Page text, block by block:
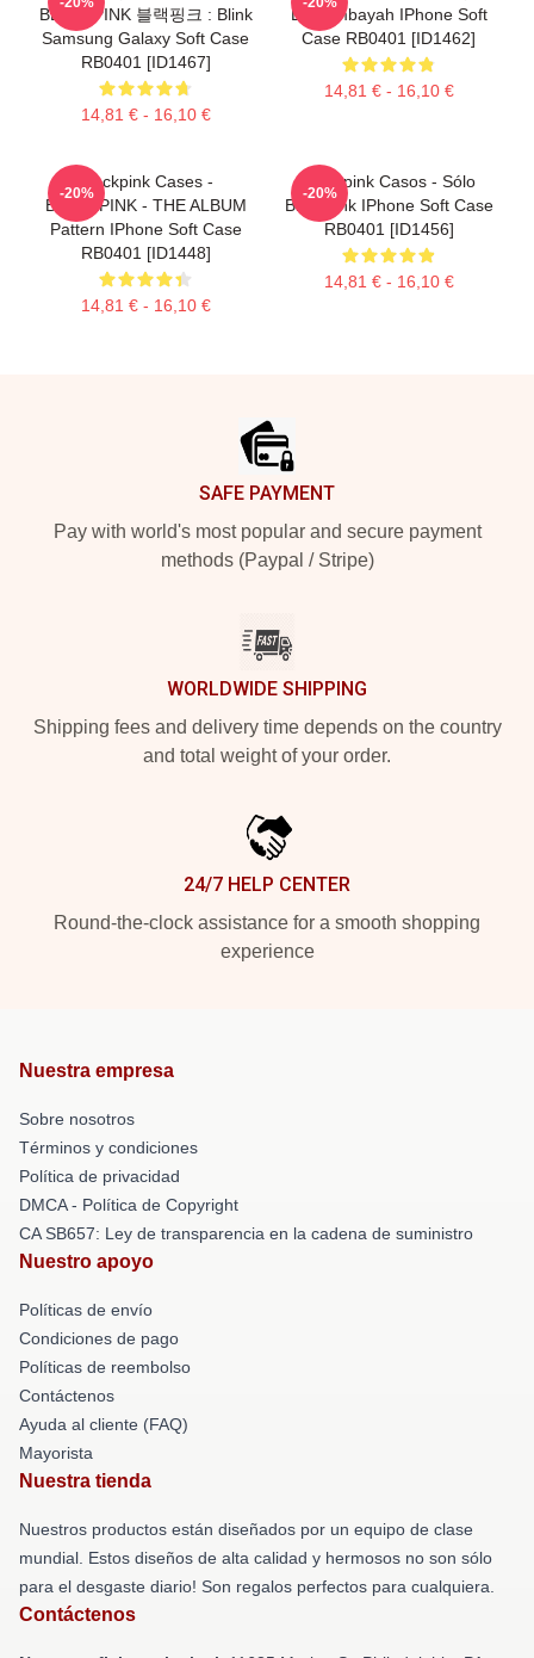
BLACKPINK 블랙핑크 : Blink
Samsung Galaxy Soft Case
RB0401 [ID1467]
14,81 € - 16,10 €
L Boombayah IPhone Soft
Case RB0401 [ID1462]
14,81 € - 16,10 €
Blackpink Cases -
BLACKPINK - THE ALBUM
Pattern IPhone Soft Case
RB0401 [ID1448]
14,81 € - 16,10 €
-20%
Blackpink Casos - Sólo
Blackpink IPhone Soft Case
RB0401 [ID1456]
14,81 € - 16,10 €
-20%
SAFE PAYMENT
Pay with world's most popular and secure payment
methods (Paypal / Stripe)
WORLDWIDE SHIPPING
Shipping fees and delivery time depends on the country
and total weight of your order.
24/7 HELP CENTER
Round-the-clock assistance for a smooth shopping
experience
Nuestra empresa
Sobre nosotros
Términos y condiciones
Política de privacidad
DMCA - Política de Copyright
CA SB657: Ley de transparencia en la cadena de suministro
Nuestro apoyo
Políticas de envío
Condiciones de pago
Políticas de reembolso
Contáctenos
Ayuda al cliente (FAQ)
Mayorista
Nuestra tienda
Nuestros productos están diseñados por un equipo de clase
mundial. Estos diseños de alta calidad y hermosos no son sólo
para el desgaste diario! Son regalos perfectos para cualquiera.
Contáctenos